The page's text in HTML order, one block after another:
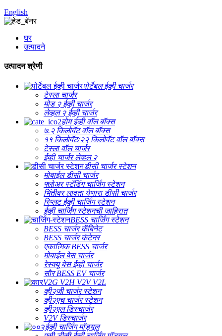
English
घर
उत्पादने
उत्पादन श्रेणी
पोर्टेबल ईव्ही चार्जर
टेस्ला चार्जर
मोड २ ईव्ही चार्जर
लेव्हल २ ईव्ही चार्जर
होम ईव्ही वॉल बॉक्स
७.२ किलोवॅट वॉल बॉक्स
११ किलोवॅट/२२ किलोवॅट वॉल बॉक्स
टेस्ला वॉल चार्जर
ईव्ही चार्जर लेव्हल २
डीसी चार्जर स्टेशन
मोबाईल डीसी चार्जर
फ्लोअर स्टँडिंग चार्जिंग स्टेशन
भिंतीवर लावता येणारा डीसी चार्जर
स्प्लिट ईव्ही चार्जिंग स्टेशन
ईव्ही चार्जिंग स्टेशनची जाहिरात
BESS चार्जिंग स्टेशन
BESS चार्जर कॅबिनेट
BESS चार्जर कंटेनर
एकात्मिक BESS चार्जर
मोबाईल बेस चार्जर
रेस्क्यू बेस ईव्ही चार्जर
सौर BESS EV चार्जर
V2G V2H V2V V2L
व्ही२जी चार्जर स्टेशन
व्ही२एच चार्जर स्टेशन
व्ही२एल डिस्चार्जर
V2V डिस्चार्जर
ईव्ही चार्जिंग मॉड्यूल